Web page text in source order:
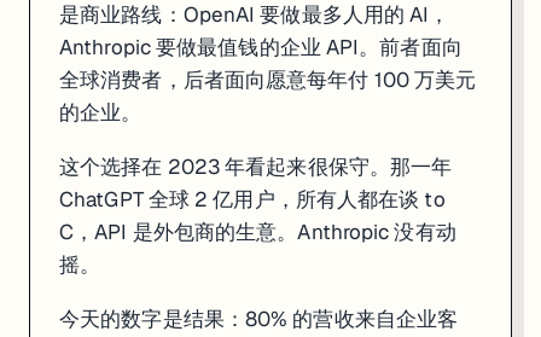
这个故事说明的规律不新，但在 AI 行业里一直被忽视。
在 AI 商业化里，重复购买的价值远高于首次获客。
OpenAI 选了更性感的路——ChatGPT 全球 2 亿用户，产品力无可争议
这个逻辑 20 年前 Salesforce 就验证过了。它当年在 CRM 战争里赢
OpenAI 也看到了这条路，过去 12 个月加速收购企业软件公司，
但 4 月 7 日那一天，先到的是 Anthropic。
会计题的最终答案，等两家都上市再说。
是商业路线：OpenAI 要做最多人用的 AI，
Anthropic 要做最值钱的企业 API。前者面向
全球消费者，后者面向愿意每年付 100 万美元
的企业。
这个选择在 2023 年看起来很保守。那一年
ChatGPT 全球 2 亿用户，所有人都在谈 to
C，API 是外包商的生意。Anthropic 没有动
摇。
今天的数字是结果：80% 的营收来自企业客